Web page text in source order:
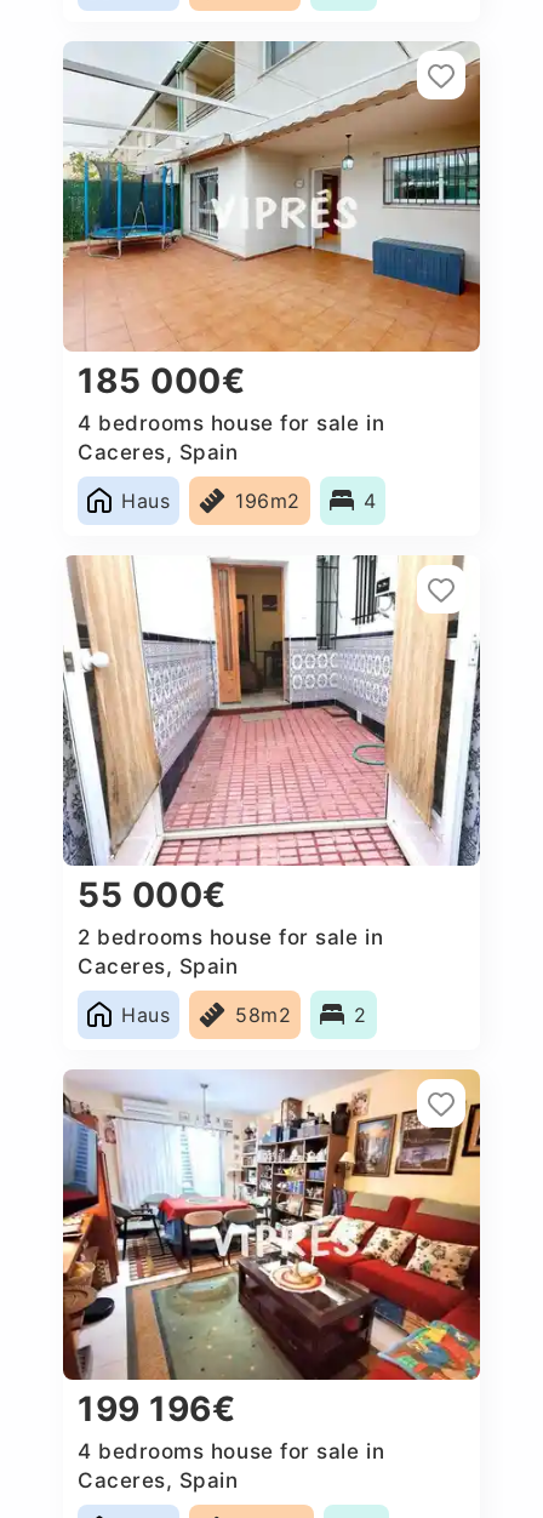
185 000€
4 bedrooms house for sale in
Caceres‎, Spain
Haus
196m2 4
55 000€
2 bedrooms house for sale in
Caceres‎, Spain
Haus
58m2 2
199 196€
4 bedrooms house for sale in
Caceres‎, Spain